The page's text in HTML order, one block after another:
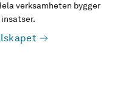
verksamheten bygger